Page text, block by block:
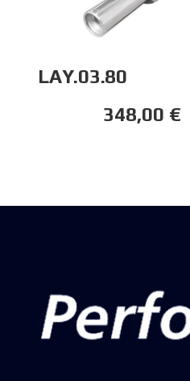
LAY.03.80
348,00 €